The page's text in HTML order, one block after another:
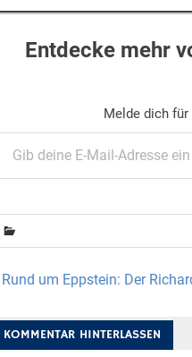
Entdecke mehr
Melde dich
Mail-Adresse ein ...
Rund um Eppstein: Der
KOMMENTAR HINTERLASSEN